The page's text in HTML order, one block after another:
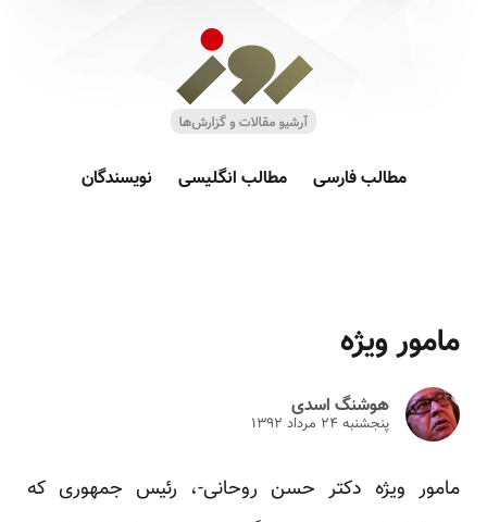
مطالب فارسی مطالب انگلیسی نویسندگان
مامور ویژه
هوشنگ اسدی
پنجشنبه ۲۴ مرداد ۱۳۹۲
مامور ویژه دکتر حسن روحانی-، رئیس جمهوری که